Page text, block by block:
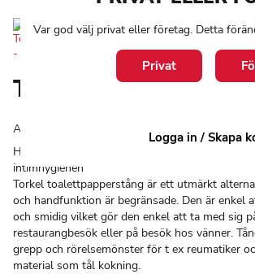
Art:
Hjälper brukare med grepp- och rörelseproblem
intimhygienen
Torkel toalettpapperstång är ett utmärkt
och handfunktion är begränsade. Den är enkel
och smidig vilket gör den enkel att ta med sig
restaurangbesök eller på besök hos vänner.
grepp och rörelsemönster för t ex reumatiker
material som tål kokning.
Var god välj privat eller företag. Detta
Privat
Logga in / Skapa